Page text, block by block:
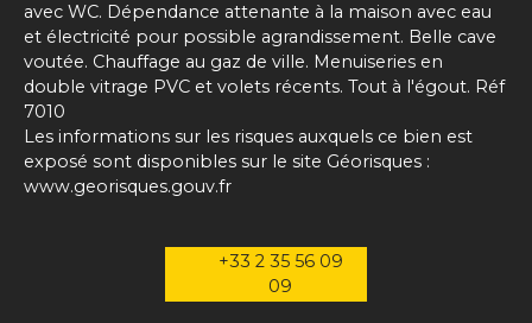
avec WC. Dépendance attenante à la maison avec eau
et électricité pour possible agrandissement. Belle cave
voutée. Chauffage au gaz de ville. Menuiseries en
double vitrage PVC et volets récents. Tout à l'égout. Réf
7010
Les informations sur les risques auxquels ce bien est
exposé sont disponibles sur le site Géorisques :
www.georisques.gouv.fr
+33 2 35 56 09
09